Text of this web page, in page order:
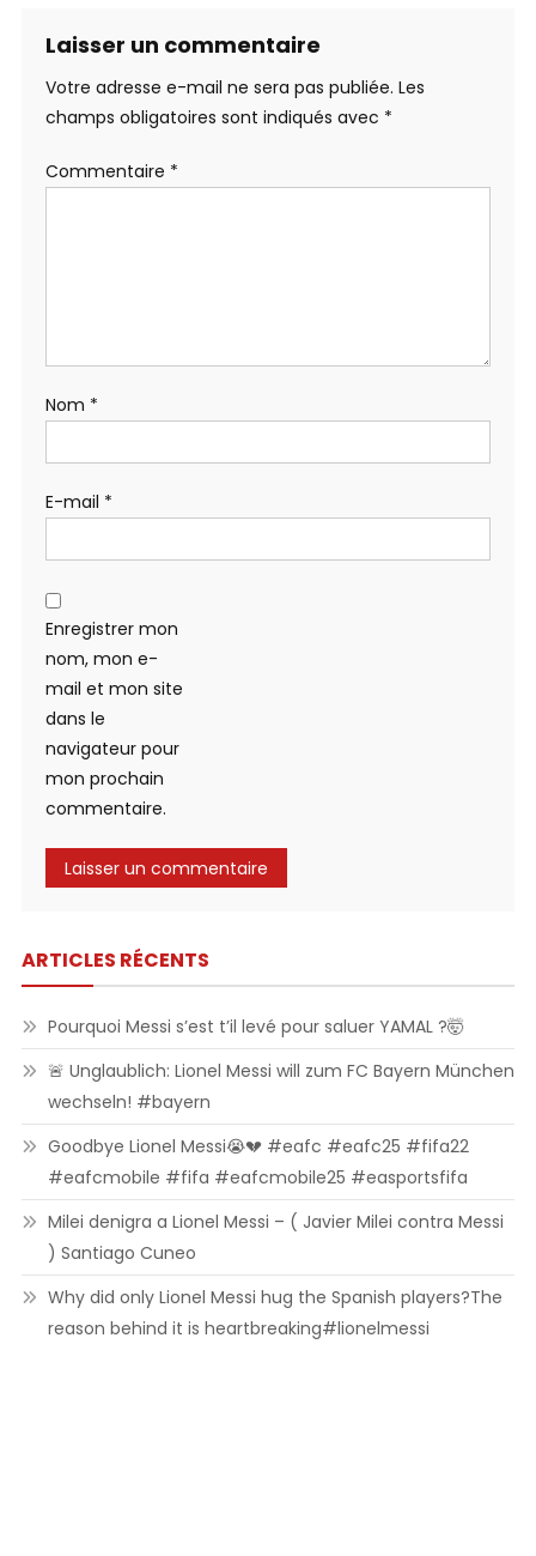
Laisser un commentaire
Votre adresse e-mail ne sera pas publiée. Les
champs obligatoires sont indiqués avec *
Commentaire *
Nom *
E-mail *
Enregistrer mon
nom, mon e-
mail et mon site
dans le
navigateur pour
mon prochain
commentaire.
ARTICLES RÉCENTS
Pourquoi Messi s’est t’il levé pour saluer YAMAL ?🤯
🚨 Unglaublich: Lionel Messi will zum FC Bayern München
wechseln! #bayern
Goodbye Lionel Messi😭💔 #eafc #eafc25 #fifa22
#eafcmobile #fifa #eafcmobile25 #easportsfifa
Milei denigra a Lionel Messi – ( Javier Milei contra Messi
) Santiago Cuneo
Why did only Lionel Messi hug the Spanish players?The
reason behind it is heartbreaking#lionelmessi